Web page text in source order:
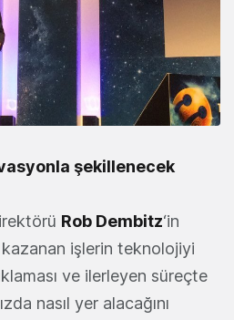
şekillenecek
Rob Dembitz‘in
işlerin teknolojiyi
ve ilerleyen süreçte
nasıl yer alacağını